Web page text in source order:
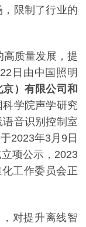
限制了行业的
高质量发展，提
日由中国照明
）有限公司和
科学院声学研究
语音识别控制室
2023年3月9日
项公示，2023
工作委员会正
对提升离线智